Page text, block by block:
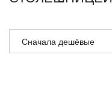
Сначала дешёвые